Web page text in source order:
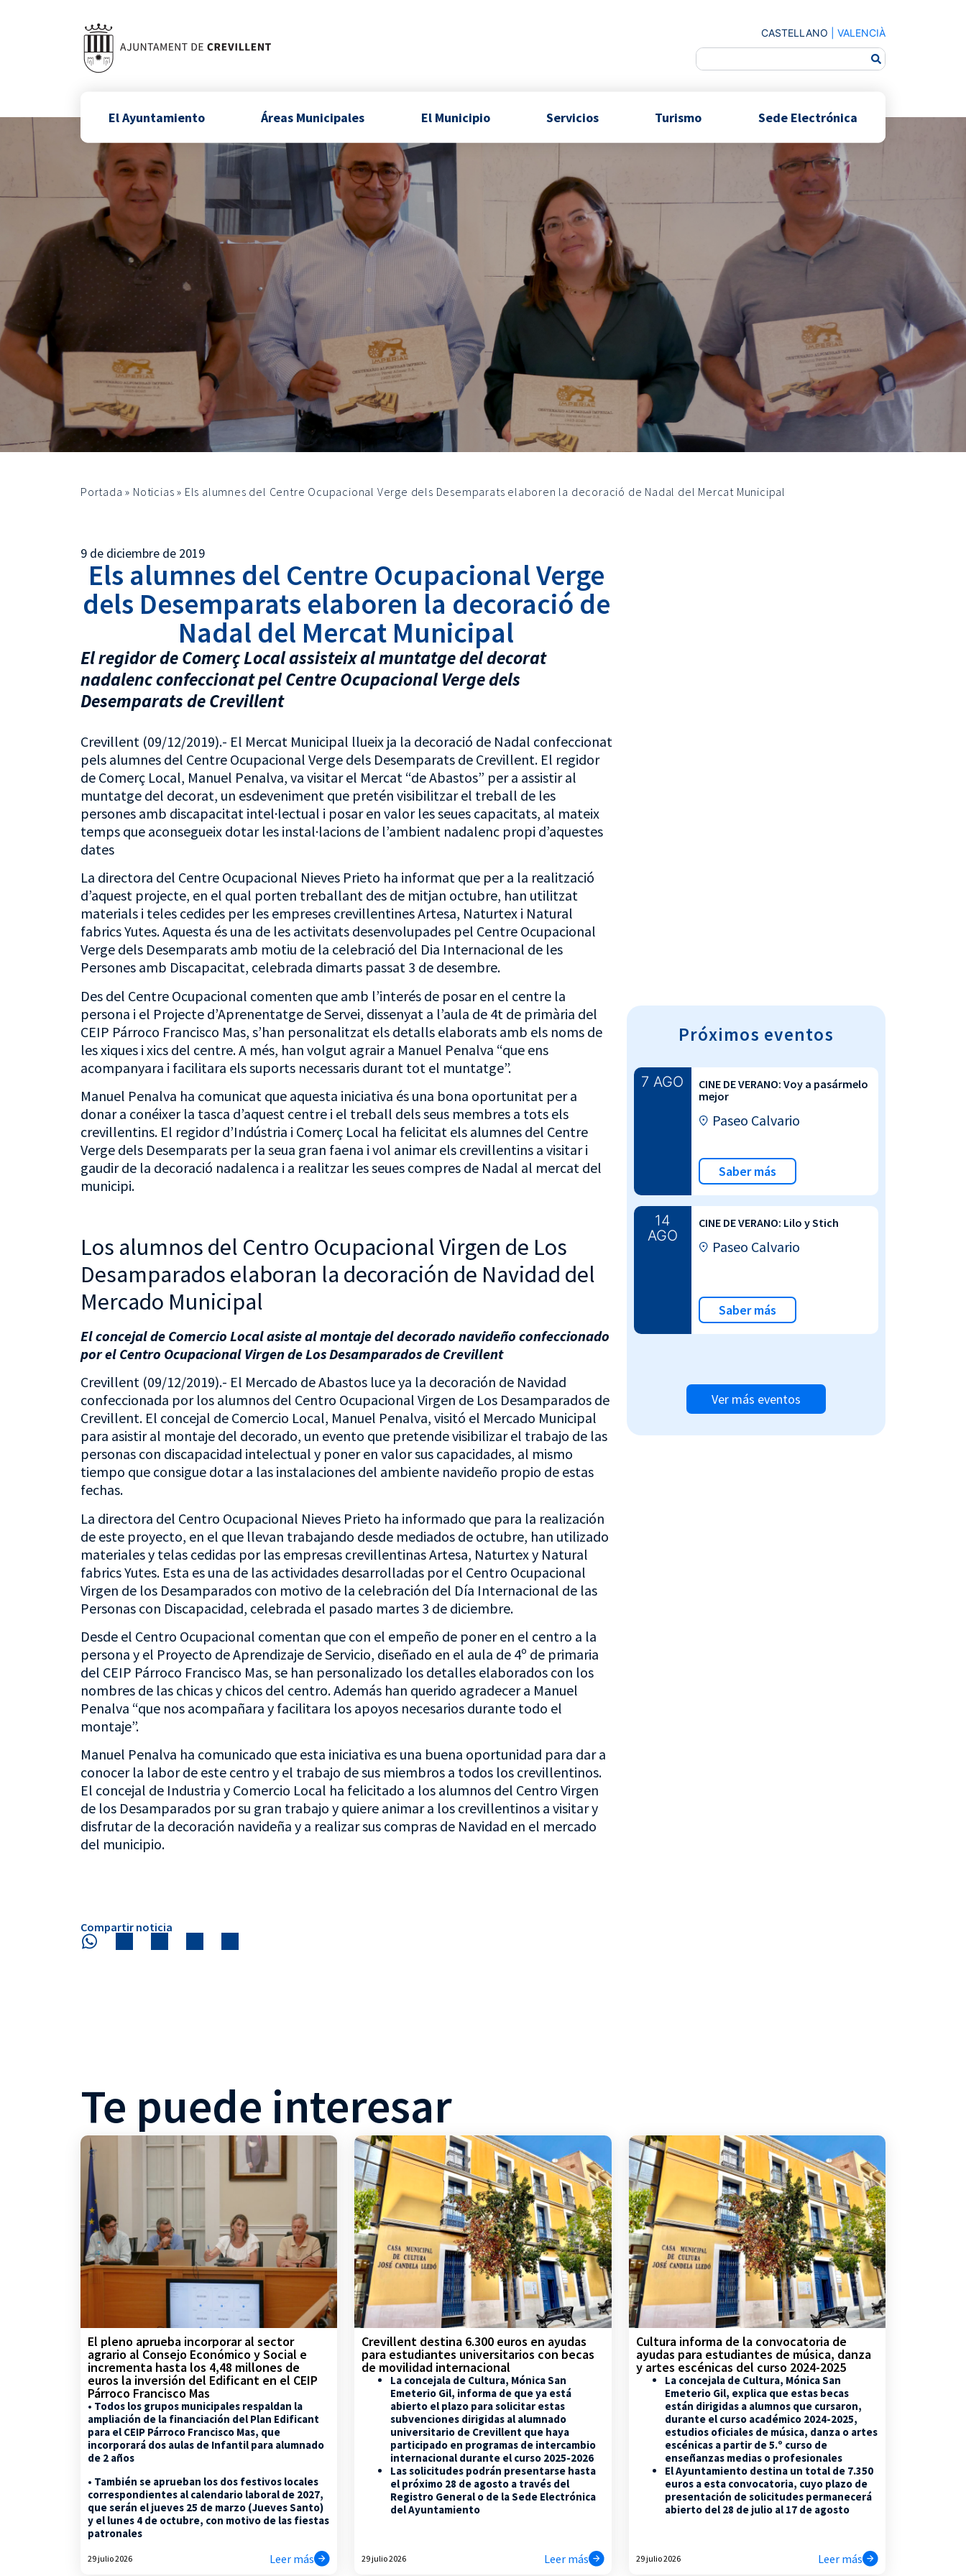
CASTELLANO VALENCIÀ
El Ayuntamiento Áreas Municipales El Municipio Servicios Turismo Sede Electrónica
Portada » Noticias » Els alumnes del Centre Ocupacional Verge dels Desemparats elaboren la decoració de Nadal del Mercat Municipal
9 de diciembre de 2019
Els alumnes del Centre Ocupacional Verge
dels Desemparats elaboren la decoració de
Nadal del Mercat Municipal
El regidor de Comerç Local assisteix al muntatge del decorat
nadalenc confeccionat pel Centre Ocupacional Verge dels
Desemparats de Crevillent
Crevillent (09/12/2019).- El Mercat Municipal llueix ja la decoració de Nadal confeccionat
pels alumnes del Centre Ocupacional Verge dels Desemparats de Crevillent. El regidor
de Comerç Local, Manuel Penalva, va visitar el Mercat “de Abastos” per a assistir al
muntatge del decorat, un esdeveniment que pretén visibilitzar el treball de les
persones amb discapacitat intel·lectual i posar en valor les seues capacitats, al mateix
temps que aconsegueix dotar les instal·lacions de l’ambient nadalenc propi d’aquestes
dates
La directora del Centre Ocupacional Nieves Prieto ha informat que per a la realització
d’aquest projecte, en el qual porten treballant des de mitjan octubre, han utilitzat
materials i teles cedides per les empreses crevillentines Artesa, Naturtex i Natural
fabrics Yutes. Aquesta és una de les activitats desenvolupades pel Centre Ocupacional
Verge dels Desemparats amb motiu de la celebració del Dia Internacional de les
Persones amb Discapacitat, celebrada dimarts passat 3 de desembre.
Des del Centre Ocupacional comenten que amb l’interés de posar en el centre la
persona i el Projecte d’Aprenentatge de Servei, dissenyat a l’aula de 4t de primària del
CEIP Párroco Francisco Mas, s’han personalitzat els detalls elaborats amb els noms de
les xiques i xics del centre. A més, han volgut agrair a Manuel Penalva “que ens
acompanyara i facilitara els suports necessaris durant tot el muntatge”.
Manuel Penalva ha comunicat que aquesta iniciativa és una bona oportunitat per a
donar a conéixer la tasca d’aquest centre i el treball dels seus membres a tots els
crevillentins. El regidor d’Indústria i Comerç Local ha felicitat els alumnes del Centre
Verge dels Desemparats per la seua gran faena i vol animar els crevillentins a visitar i
gaudir de la decoració nadalenca i a realitzar les seues compres de Nadal al mercat del
municipi.
Los alumnos del Centro Ocupacional Virgen de Los
Desamparados elaboran la decoración de Navidad del
Mercado Municipal
El concejal de Comercio Local asiste al montaje del decorado navideño confeccionado
por el Centro Ocupacional Virgen de Los Desamparados de Crevillent
Crevillent (09/12/2019).- El Mercado de Abastos luce ya la decoración de Navidad
confeccionada por los alumnos del Centro Ocupacional Virgen de Los Desamparados de
Crevillent. El concejal de Comercio Local, Manuel Penalva, visitó el Mercado Municipal
para asistir al montaje del decorado, un evento que pretende visibilizar el trabajo de las
personas con discapacidad intelectual y poner en valor sus capacidades, al mismo
tiempo que consigue dotar a las instalaciones del ambiente navideño propio de estas
fechas.
La directora del Centro Ocupacional Nieves Prieto ha informado que para la realización
de este proyecto, en el que llevan trabajando desde mediados de octubre, han utilizado
materiales y telas cedidas por las empresas crevillentinas Artesa, Naturtex y Natural
fabrics Yutes. Esta es una de las actividades desarrolladas por el Centro Ocupacional
Virgen de los Desamparados con motivo de la celebración del Día Internacional de las
Personas con Discapacidad, celebrada el pasado martes 3 de diciembre.
Desde el Centro Ocupacional comentan que con el empeño de poner en el centro a la
persona y el Proyecto de Aprendizaje de Servicio, diseñado en el aula de 4º de primaria
del CEIP Párroco Francisco Mas, se han personalizado los detalles elaborados con los
nombres de las chicas y chicos del centro. Además han querido agradecer a Manuel
Penalva “que nos acompañara y facilitara los apoyos necesarios durante todo el
montaje”.
Manuel Penalva ha comunicado que esta iniciativa es una buena oportunidad para dar a
conocer la labor de este centro y el trabajo de sus miembros a todos los crevillentinos.
El concejal de Industria y Comercio Local ha felicitado a los alumnos del Centro Virgen
de los Desamparados por su gran trabajo y quiere animar a los crevillentinos a visitar y
disfrutar de la decoración navideña y a realizar sus compras de Navidad en el mercado
del municipio.
Próximos eventos
7 AGO
CINE DE VERANO: Voy a pasármelo
mejor
Paseo Calvario
Saber más
14
AGO
CINE DE VERANO: Lilo y Stich
Paseo Calvario
Saber más
Ver más eventos
Compartir noticia
Te puede interesar
El pleno aprueba incorporar al sector
agrario al Consejo Económico y Social e
incrementa hasta los 4,48 millones de
euros la inversión del Edificant en el CEIP
Párroco Francisco Mas
• Todos los grupos municipales respaldan la
ampliación de la financiación del Plan Edificant
para el CEIP Párroco Francisco Mas, que
incorporará dos aulas de Infantil para alumnado
de 2 años
• También se aprueban los dos festivos locales
correspondientes al calendario laboral de 2027,
que serán el jueves 25 de marzo (Jueves Santo)
y el lunes 4 de octubre, con motivo de las fiestas
patronales
29 julio 2026 Leer más
Crevillent destina 6.300 euros en ayudas
para estudiantes universitarios con becas
de movilidad internacional
La concejala de Cultura, Mónica San
Emeterio Gil, informa de que ya está
abierto el plazo para solicitar estas
subvenciones dirigidas al alumnado
universitario de Crevillent que haya
participado en programas de intercambio
internacional durante el curso 2025-2026
Las solicitudes podrán presentarse hasta
el próximo 28 de agosto a través del
Registro General o de la Sede Electrónica
del Ayuntamiento
29 julio 2026 Leer más
Cultura informa de la convocatoria de
ayudas para estudiantes de música, danza
y artes escénicas del curso 2024-2025
La concejala de Cultura, Mónica San
Emeterio Gil, explica que estas becas
están dirigidas a alumnos que cursaron,
durante el curso académico 2024-2025,
estudios oficiales de música, danza o artes
escénicas a partir de 5.º curso de
enseñanzas medias o profesionales
El Ayuntamiento destina un total de 7.350
euros a esta convocatoria, cuyo plazo de
presentación de solicitudes permanecerá
abierto del 28 de julio al 17 de agosto
29 julio 2026 Leer más